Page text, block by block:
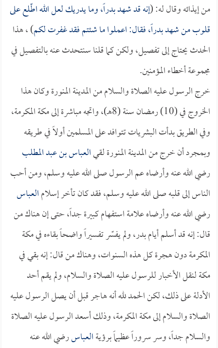
من إيذائه وقال له: (إنه قد شهد بدراً، وما يدريك لعل الله اطّلع على
قلوب من شهد بدراً، فقال: اعملوا ما شئتم فقد غفرت لكم) ، هذا
الحدث يحتاج إلى تفصيل، ولكن كما قلنا سنتحدث عنه بالتفصيل في
مجموعة أخطاء المؤمنين.
خرج الرسول عليه الصلاة والسلام من المدينة المنورة وكان هذا
الخروج في (10) رمضان سنة (8هـ)، واتجه مباشرة إلى مكة المكرمة،
وفي الطريق بدأت البشريات تتوافد على المسلمين أولاً في طريقه
وبمجرد أن خرج من المدينة المنورة لقيالعباس بن عبد المطلب
رضي الله عنه وأرضاه عم الرسول صلى الله عليه وسلم، ومن أحب
الناس إلى قلبه صلى الله عليه وسلم، فقد كان تأخر إسلامالعباس
رضي الله عنه وأرضاه علامة استفهام كبيرة جداً، حتى إن هناك من
قال: إنه قد أسلم أيام بدر، ولم يفسّر تفسيراً واضحاً بقاءه في مكة
المكرمة دون هجرة كل هذه السنوات، وهناك من قال: إنه بقي في
مكة لنقل الأخبار للرسول عليه الصلاة والسلام، ولم يقم أحد
الأدلة على ذلك، لكن الحمد لله أنه هاجر قبل أن يصل الرسول عليه
الصلاة والسلام إلى مكة المكرمة، وذلك أسعد الرسول عليه الصلاة
والسلام جداً، وسر سروراً عظيماً برؤيةالعباسرضي الله عنه